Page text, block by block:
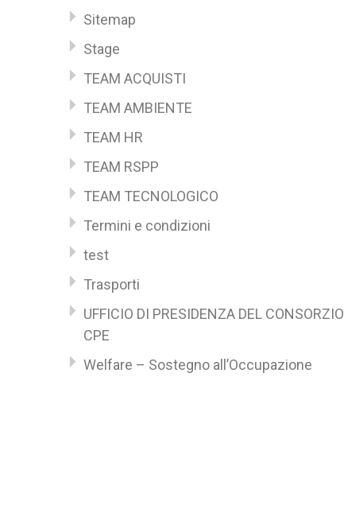
Sitemap
Stage
TEAM ACQUISTI
TEAM AMBIENTE
TEAM HR
TEAM RSPP
TEAM TECNOLOGICO
Termini e condizioni
test
Trasporti
UFFICIO DI PRESIDENZA DEL CONSORZIO
CPE
Welfare – Sostegno all’Occupazione